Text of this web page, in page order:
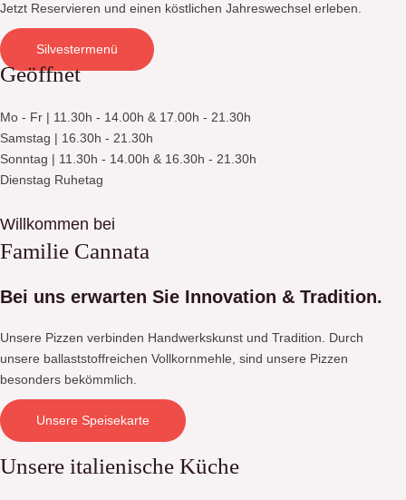
Jetzt Reservieren und einen köstlichen Jahreswechsel erleben.
Silvestermenü
Geöffnet
Mo - Fr | 11.30h - 14.00h & 17.00h - 21.30h
Samstag | 16.30h - 21.30h
Sonntag | 11.30h - 14.00h & 16.30h - 21.30h
Dienstag Ruhetag
Willkommen bei
Familie Cannata
Bei uns erwarten Sie Innovation & Tradition.
Unsere Pizzen verbinden Handwerkskunst und Tradition. Durch
unsere ballaststoffreichen Vollkornmehle, sind unsere Pizzen
besonders bekömmlich.
Unsere Speisekarte
Unsere italienische Küche